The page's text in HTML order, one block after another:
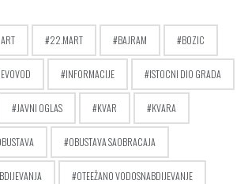
22.MART BAJRAM BOZIC
INFORMACIJE ISTOCNI DIO GRADA
JAVNI OGLAS KVAR KVARA
OBUSTAVA SAOBRACAJA
OTEEŽANO VODOSNABDIJEVANJE